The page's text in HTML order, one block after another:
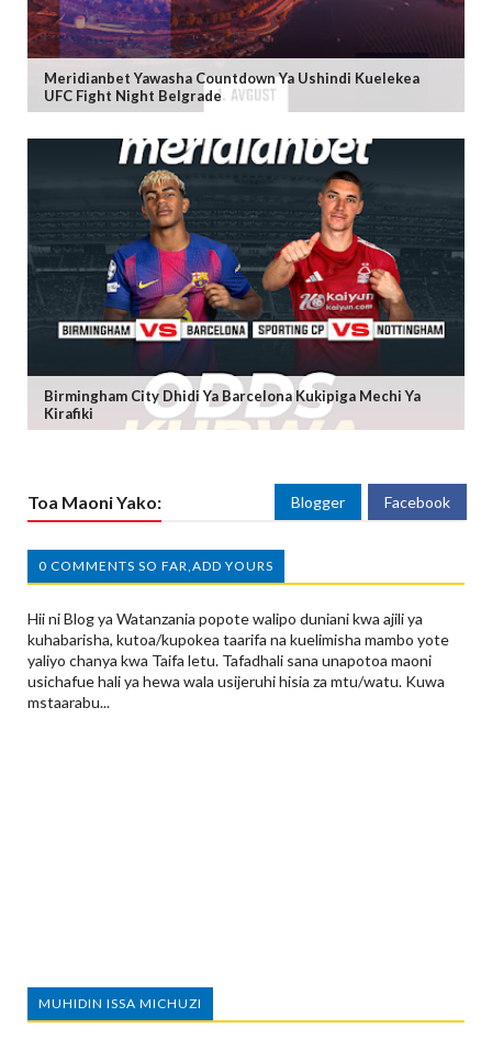
Meridianbet Yawasha Countdown Ya Ushindi Kuelekea
UFC Fight Night Belgrade
Birmingham City Dhidi Ya Barcelona Kukipiga Mechi Ya
Kirafiki
Toa Maoni Yako: Blogger Facebook
0 COMMENTS SO FAR,ADD YOURS
Hii ni Blog ya Watanzania popote walipo duniani kwa ajili ya
kuhabarisha, kutoa/kupokea taarifa na kuelimisha mambo yote
yaliyo chanya kwa Taifa letu. Tafadhali sana unapotoa maoni
usichafue hali ya hewa wala usijeruhi hisia za mtu/watu. Kuwa
mstaarabu...
MUHIDIN ISSA MICHUZI